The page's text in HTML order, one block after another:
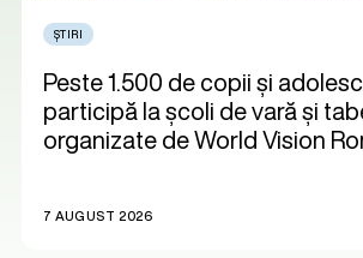
ȘTIRI
Peste 1.500 de copii și
participă la școli de vară și
organizate de World Vision
7 AUGUST 2026